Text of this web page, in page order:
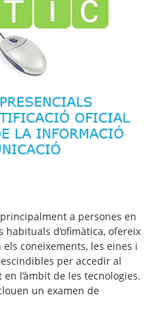
principalment a persones en
d’ofimàtica, ofereix
coneixements, les eines i
per accedir al
l’àmbit de les tecnologies.
un examen de